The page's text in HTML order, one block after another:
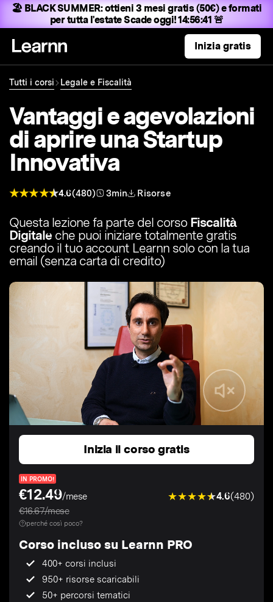
🏖️ BLACK SUMMER:ottieni 3 mesi gratis (50€) e formati
per tutta l'estateScade oggi! 14:56:40 🚨
Inizia gratis
Tutti i corsi Legale e Fiscalità
Vantaggi e agevolazioni
di aprire una Startup
Innovativa
4.6(480) 3min Risorse
Questa lezione fa parte del corso Fiscalità
Digitale che puoi iniziare totalmente gratis
creando il tuo account Learnn solo con la tua
email (senza carta di credito)
Inizia il corso gratis
IN PROMO!
€12.49/mese
€16.67/mese
4.6(480)
perché così poco?
Corso incluso su Learnn PRO
400+ corsi inclusi
950+ risorse scaricabili
50+ percorsi tematici